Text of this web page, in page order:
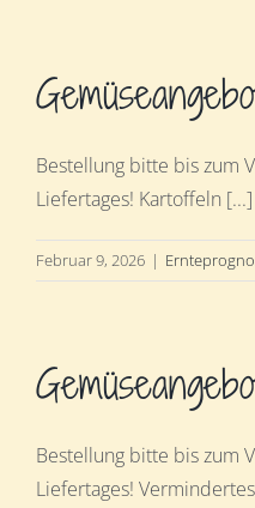
Bestellung bitte bis zum
Liefertages! Kartoffeln [...]
Februar 9, 2026 |
Bestellung bitte bis zum
Liefertages!